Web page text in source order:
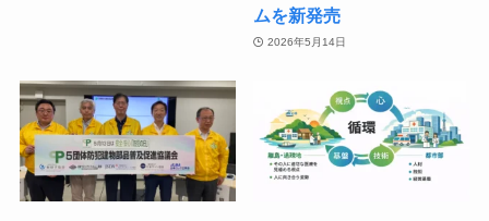
ムを新発売
2026年5月14日